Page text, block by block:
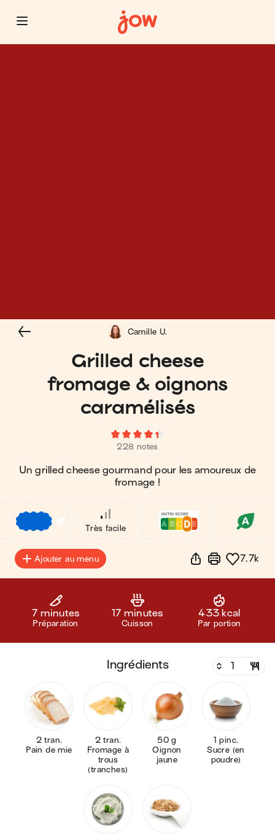
Grilled cheese
fromage & oignons
caramélisés
228 notes
Un grilled cheese gourmand pour les amoureux de
fromage !
Camille U.
€
Très facile
Ajouter au menu 7.7k
7 minutes
Préparation
17 minutes
Cuisson
433 kcal
Par portion
ingrédients
2 tran.
Pain de mie
2 tran.
Fromage à
trous
(tranches)
50 g
Oignon
jaune
1 pinc.
Sucre (en
poudre)